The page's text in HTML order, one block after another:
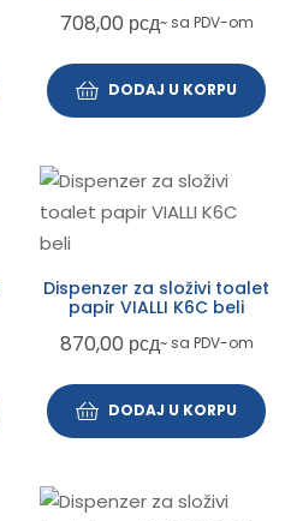
708,00 рсд~ sa PDV-om
DODAJ U KORPU
Dispenzer za složivi toalet
papir VIALLI K6C beli
870,00 рсд~ sa PDV-om
DODAJ U KORPU